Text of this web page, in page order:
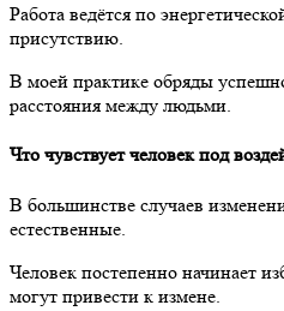
Работа ведётся по
присутствию.
В моей практике обряды
расстояния между людьми.
Что чувствует человек под
В большинстве случаев
естественные.
Человек постепенно начинает
могут привести к измене.